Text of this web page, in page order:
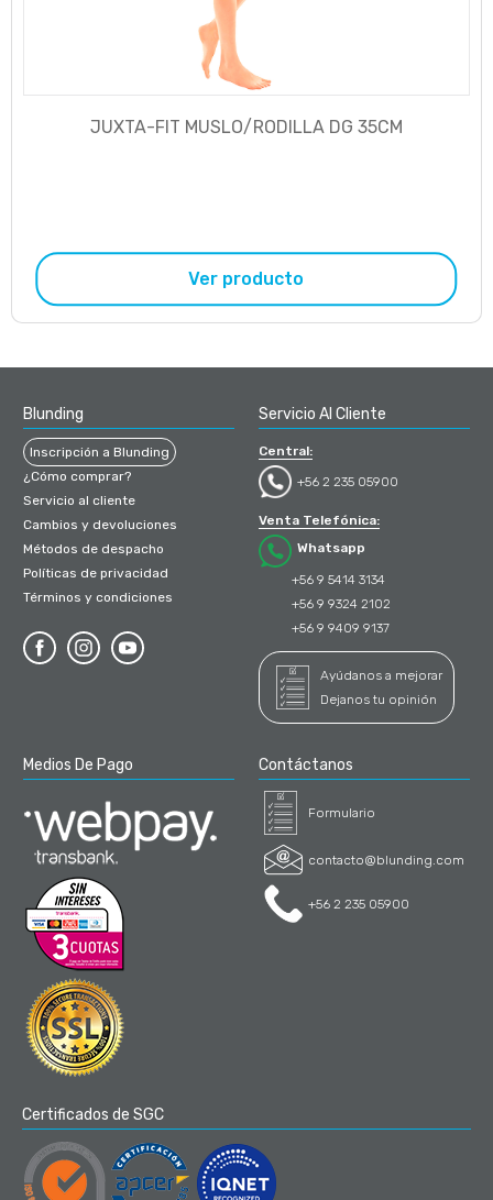
JUXTA-FIT MUSLO/RODILLA DG 35CM
Ver producto
Blunding
Inscripción a Blunding
¿Cómo comprar?
Servicio al cliente
Cambios y devoluciones
Métodos de despacho
Políticas de privacidad
Términos y condiciones
Servicio Al Cliente
Central:
+56 2 235 05900
Venta Telefónica:
Whatsapp
+56 9 5414 3134
+56 9 9324 2102
+56 9 9409 9137
Ayúdanos a mejorar
Dejanos tu opinión
Medios De Pago Contáctanos
Formulario
contacto@blunding.com
+56 2 235 05900
Certificados de SGC